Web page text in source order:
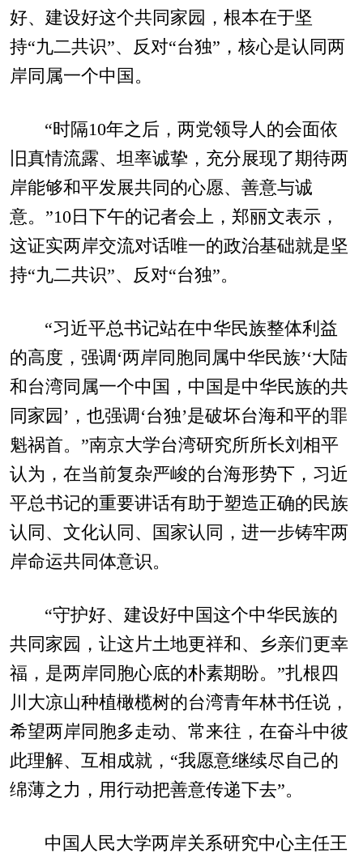
好、建设好这个共同家园，根本在于坚
持“九二共识”、反对“台独”，核心是认同两
岸同属一个中国。
“时隔10年之后，两党领导人的会面依
旧真情流露、坦率诚挚，充分展现了期待两
岸能够和平发展共同的心愿、善意与诚
意。”10日下午的记者会上，郑丽文表示，
这证实两岸交流对话唯一的政治基础就是坚
持“九二共识”、反对“台独”。
“习近平总书记站在中华民族整体利益
的高度，强调‘两岸同胞同属中华民族’‘大陆
和台湾同属一个中国，中国是中华民族的共
同家园’，也强调‘台独’是破坏台海和平的罪
魁祸首。”南京大学台湾研究所所长刘相平
认为，在当前复杂严峻的台海形势下，习近
平总书记的重要讲话有助于塑造正确的民族
认同、文化认同、国家认同，进一步铸牢两
岸命运共同体意识。
“守护好、建设好中国这个中华民族的
共同家园，让这片土地更祥和、乡亲们更幸
福，是两岸同胞心底的朴素期盼。”扎根四
川大凉山种植橄榄树的台湾青年林书任说，
希望两岸同胞多走动、常来往，在奋斗中彼
此理解、互相成就，“我愿意继续尽自己的
绵薄之力，用行动把善意传递下去”。
中国人民大学两岸关系研究中心主任王